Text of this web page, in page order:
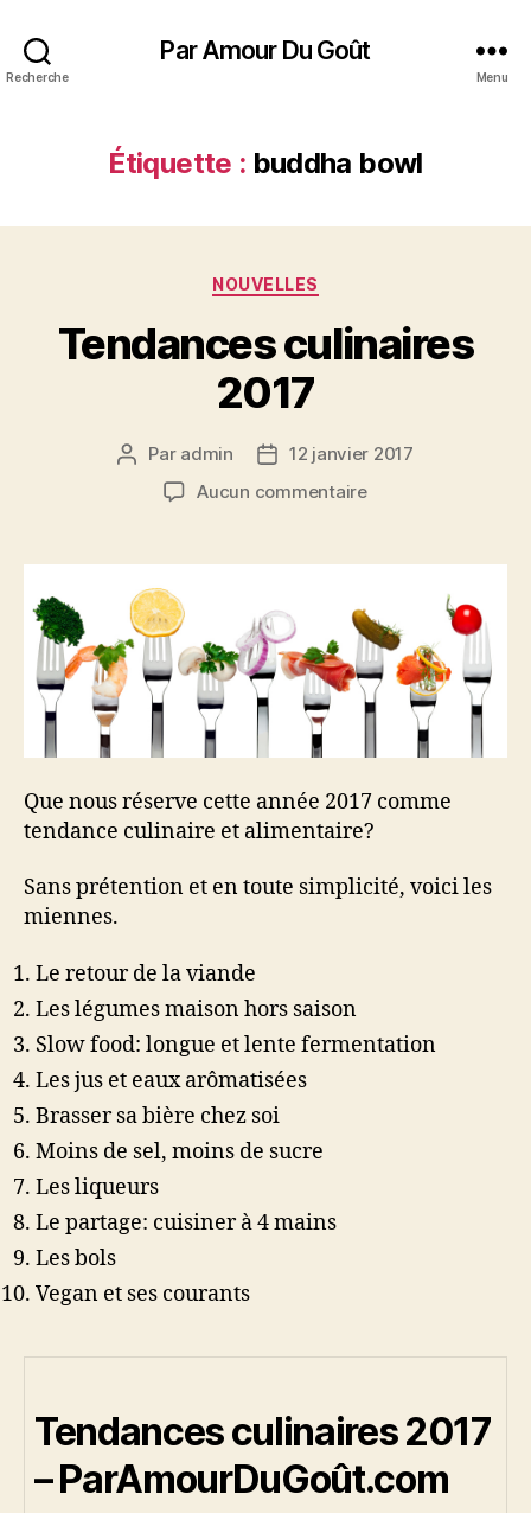
Recherche
Par Amour Du Goût
Menu
Étiquette : buddha bowl
Catégories
NOUVELLES
Tendances culinaires
2017
Auteur
l’article
Par admin
Date12 janvier 2017
Aucun commentairesur
2017
Que nous réserve cette année 2017 comme
tendance culinaire et alimentaire?
Sans prétention et en toute simplicité, voici les
miennes.
Le retour de la viande
Les légumes maison hors saison
Slow food: longue et lente fermentation
Les jus et eaux arômatisées
Brasser sa bière chez soi
Moins de sel, moins de sucre
Les liqueurs
Le partage: cuisiner à 4 mains
Les bols
Vegan et ses courants
Tendances culinaires 2017
– ParAmourDuGoût.com